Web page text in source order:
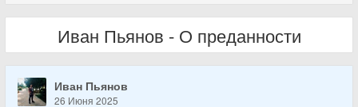
Иван Пьянов - О преданности
Иван Пьянов
26 Июня 2025